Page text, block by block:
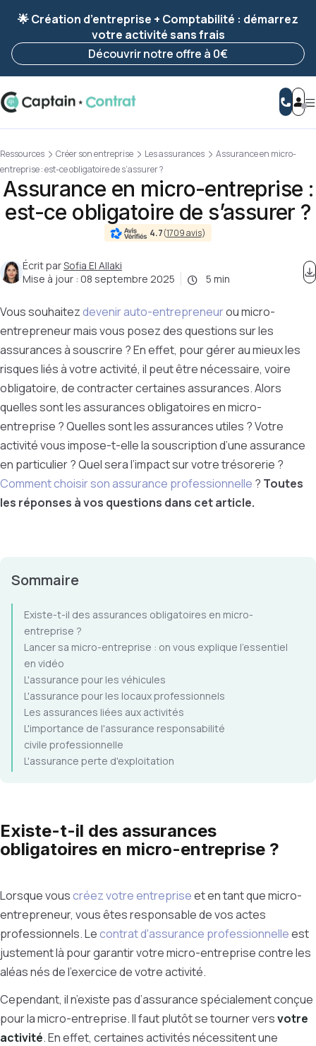
enregistrée 🚀
Reprendre ma démarche
🌟 Création d’entreprise + Comptabilité : démarrez
votre activité sans frais
Découvrir notre offre à 0€
Ressources Créer son entreprise Les assurances
Assurance en micro-
entreprise : est-ce obligatoire de s’assurer ?
Assurance en micro-entreprise :
est-ce obligatoire de s’assurer ?
4.7(1709 avis)
Écrit parSofia El Allaki
Mise à jour : 08 septembre 2025 5 min
Vous souhaitezdevenir auto-entrepreneurou micro-
entrepreneur mais vous posez des questions sur les
assurances à souscrire ? En effet, pour gérer au mieux les
risques liés à votre activité, il peut être nécessaire, voire
obligatoire, de contracter certaines assurances. Alors
quelles sont les assurances obligatoires en micro-
entreprise ? Quelles sont les assurances utiles ? Votre
activité vous impose-t-elle la souscription d’une assurance
en particulier ? Quel sera l’impact sur votre trésorerie ?
Comment choisir son assurance professionnelle ? Toutes
les réponses à vos questions dans cet article.
Sommaire
Existe-t-il des assurances obligatoires en micro-
entreprise ?
Lancer sa micro-entreprise : on vous explique l'essentiel
en vidéo
L'assurance pour les véhicules
L'assurance pour les locaux professionnels
Les assurances liées aux activités
L'importance de l'assurance responsabilité
civile professionnelle
L'assurance perte d'exploitation
Existe-t-il des assurances
obligatoires en micro-entreprise ?
Lorsque vouscréez votre entrepriseet en tant que micro-
entrepreneur, vous êtes responsable de vos actes
professionnels.Lecontrat d'assurance professionnelleest
justement là pour garantir votre micro-entreprise contre les
aléas nés de l'exercice de votre activité.
Cependant, il n’existe pas d’assurance spécialement conçue
pour la micro-entreprise. Il faut plutôt se tourner versvotre
activité. En effet, certaines activités nécessitent une